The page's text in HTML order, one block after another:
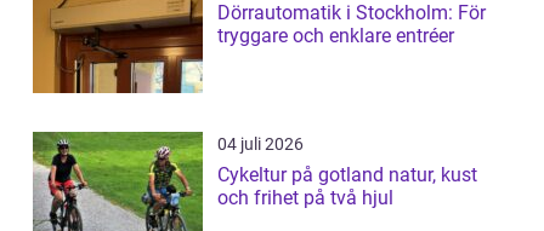
Dörrautomatik i Stockholm: För
tryggare och enklare entréer
04 juli 2026
Cykeltur på gotland natur, kust
och frihet på två hjul